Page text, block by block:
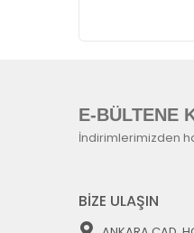
E-BÜLTENE
İndirimlerimizden
BİZE ULAŞIN